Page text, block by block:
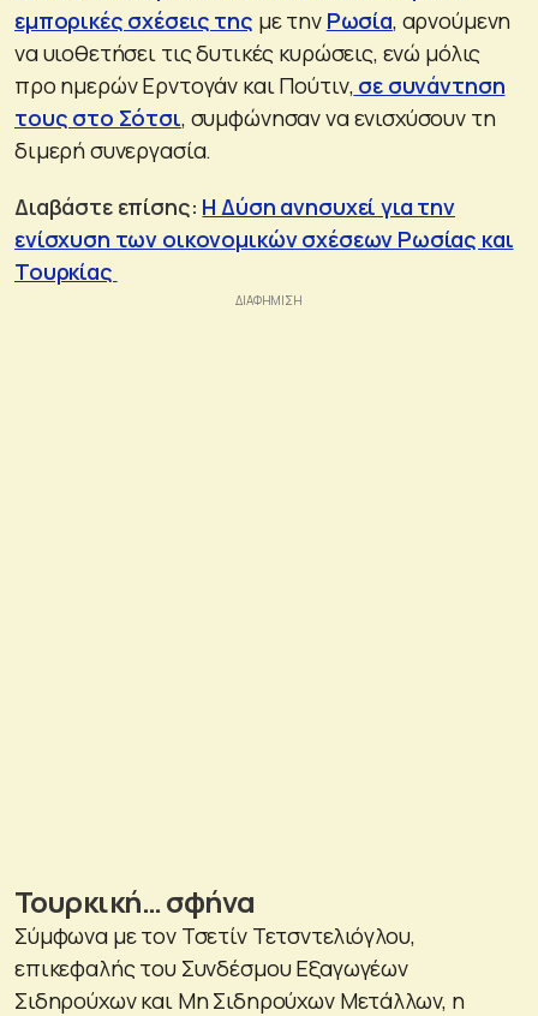
εμπορικές σχέσεις της με την Ρωσία, αρνούμενη
να υιοθετήσει τις δυτικές κυρώσεις, ενώ μόλις
προ ημερών Ερντογάν και Πούτιν, σε συνάντηση
τους στο Σότσι, συμφώνησαν να ενισχύσουν τη
διμερή συνεργασία.
Διαβάστε επίσης: Η Δύση ανησυχεί για την
ενίσχυση των οικονομικών σχέσεων Ρωσίας και
Τουρκίας
Τουρκική… σφήνα
Σύμφωνα με τον Τσετίν Τετσντελιόγλου,
επικεφαλής του Συνδέσμου Εξαγωγέων
Σιδηρούχων και Μη Σιδηρούχων Μετάλλων, η